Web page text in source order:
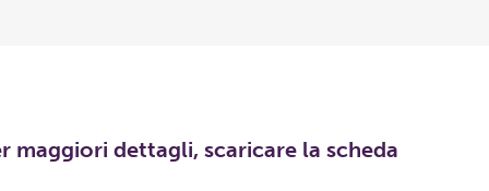
maggiori dettagli, scaricare la scheda